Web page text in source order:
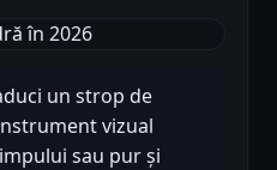
un strop de
vizual
sau pur și